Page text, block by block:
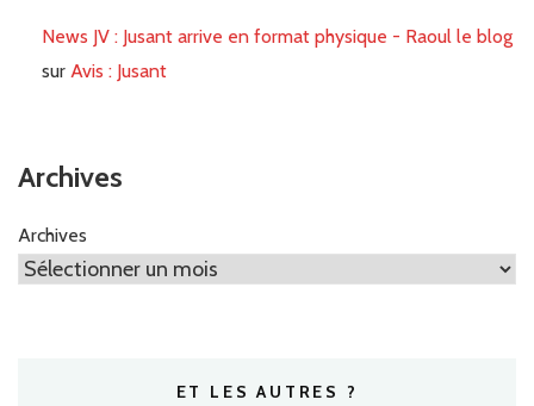
News JV : Jusant arrive en format physique - Raoul le blog
sur Avis : Jusant
Archives
Archives
ET LES AUTRES ?